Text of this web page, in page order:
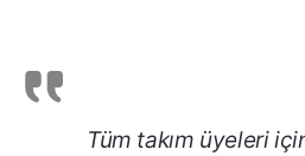
Tüm takım üyeleri